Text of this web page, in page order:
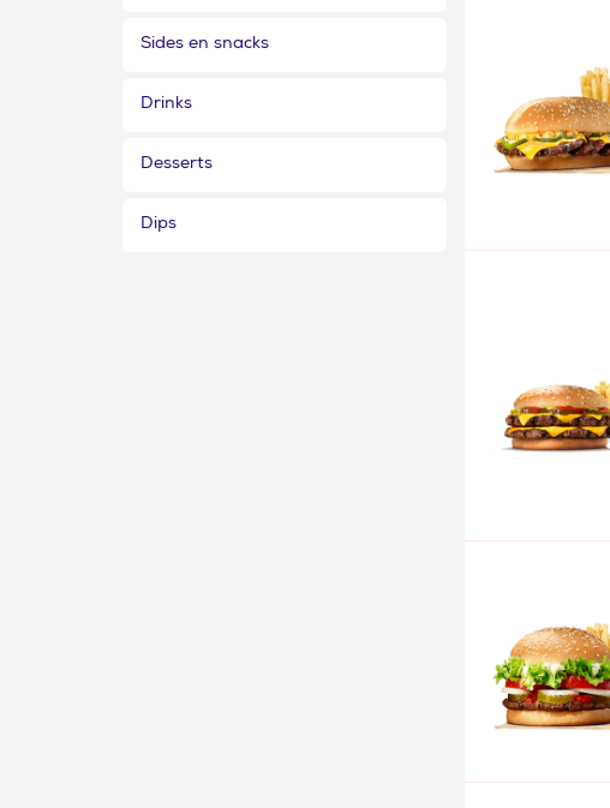
Sides en snacks
Drinks
Desserts
Dips